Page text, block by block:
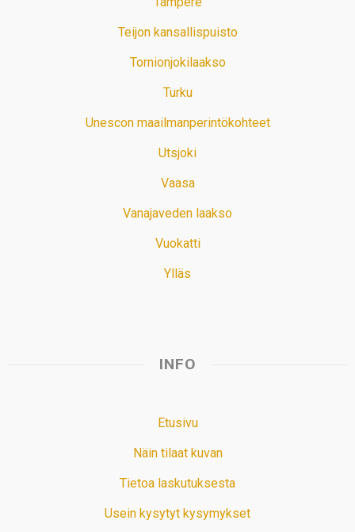
Teijon kansallispuisto
Tornionjokilaakso
Turku
Unescon maailmanperintökohteet
Utsjoki
Vaasa
Vanajaveden laakso
Vuokatti
Ylläs
INFO
Etusivu
Näin tilaat kuvan
Tietoa laskutuksesta
Usein kysytyt kysymykset